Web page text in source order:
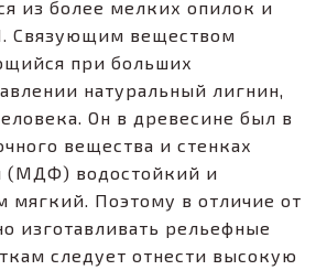
из более мелких опилок и
Связующим веществом
при больших
натуральный лигнин,
Он в древесине был в
вещества и стенках
(МДФ) водостойкий и
мягкий. Поэтому в отличие от
изготавливать рельефные
следует отнести высокую